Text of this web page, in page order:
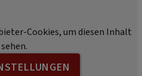
Cookies, um diesen Inhalt